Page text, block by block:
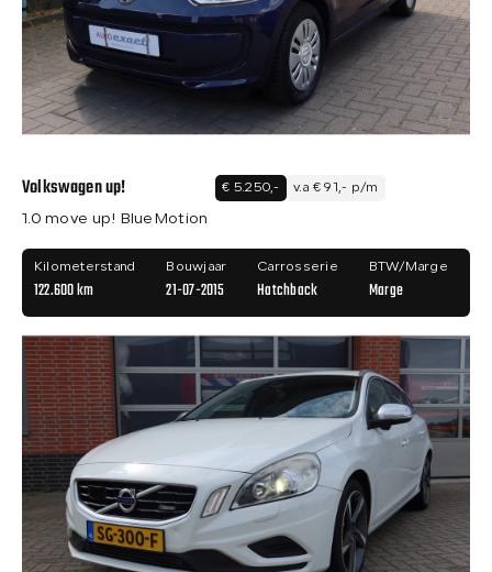
Volkswagen up! € 5.250,- v.a € 91,- p/m
1.0 move up! BlueMotion
Kilometerstand
122.600 km
Bouwjaar
21-07-2015
Carrosserie
Hatchback
BTW/Marge
Marge